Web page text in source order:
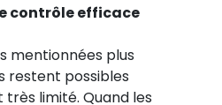
contrôle efficace
mentionnées plus
restent possibles
très limité. Quand les